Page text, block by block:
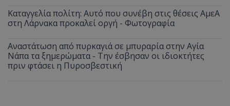
Καταγγελία πολίτη: Αυτό που συνέβη στις θέσεις ΑμεΑ
στη Λάρνακα προκαλεί οργή - Φωτογραφία
Αναστάτωση από πυρκαγιά σε μπυραρία στην Αγία
Νάπα τα ξημερώματα - Την έσβησαν οι ιδιοκτήτες
πριν φτάσει η Πυροσβεστική